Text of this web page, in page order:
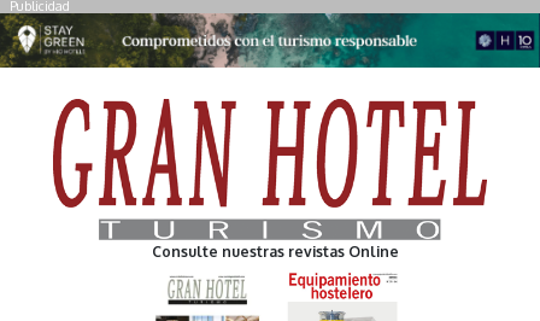
Publicidad
Consulte nuestras revistas Online